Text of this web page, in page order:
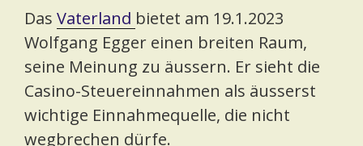
Das Vaterland bietet am 19.1.2023
Wolfgang Egger einen breiten Raum,
seine Meinung zu äussern. Er sieht die
Casino-Steuereinnahmen als äusserst
wichtige Einnahmequelle, die nicht
wegbrechen dürfe.